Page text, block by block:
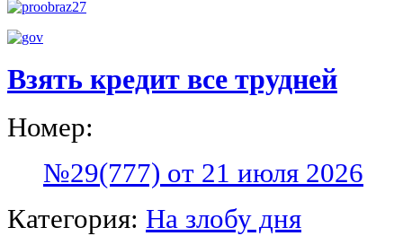
Взять кредит все трудней
Номер:
№29(777) от 21 июля 2026
Категория: На злобу дня